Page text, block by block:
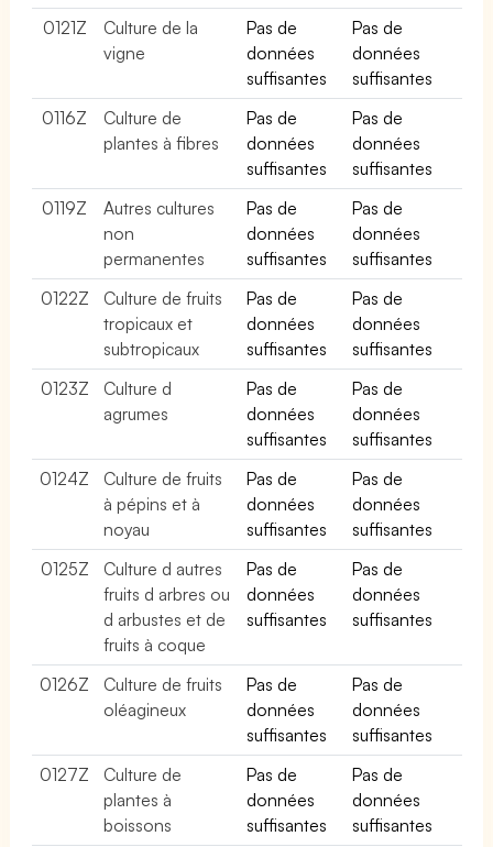
0121Z
Culture de la
vigne
Pas de
données
suffisantes
Pas de
données
suffisantes
0116Z
Culture de
plantes à fibres
Pas de
données
suffisantes
Pas de
données
suffisantes
0119Z
Autres cultures
non
permanentes
Pas de
données
suffisantes
Pas de
données
suffisantes
0122Z
Culture de fruits
tropicaux et
subtropicaux
Pas de
données
suffisantes
Pas de
données
suffisantes
0123Z
Culture d
agrumes
Pas de
données
suffisantes
Pas de
données
suffisantes
0124Z
Culture de fruits
à pépins et à
noyau
Pas de
données
suffisantes
Pas de
données
suffisantes
0125Z
Culture d autres
fruits d arbres ou
d arbustes et de
fruits à coque
Pas de
données
suffisantes
Pas de
données
suffisantes
0126Z
Culture de fruits
oléagineux
Pas de
données
suffisantes
Pas de
données
suffisantes
0127Z
Culture de
plantes à
boissons
Pas de
données
suffisantes
Pas de
données
suffisantes